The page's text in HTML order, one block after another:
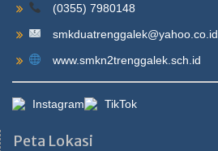
(0355) 7980148
smkduatrenggalek@yahoo.co.id
www.smkn2trenggalek.sch.id
Instagram TikTok
Peta Lokasi